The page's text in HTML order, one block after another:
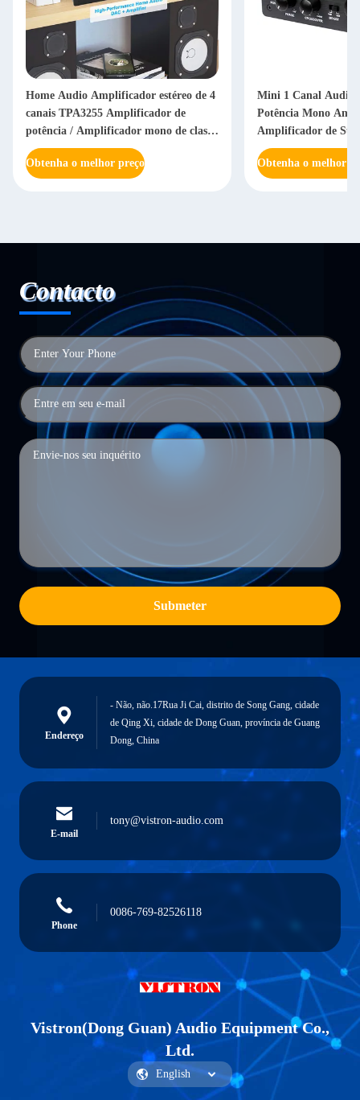
Home Audio Amplificador estéreo de 4
canais TPA3255 Amplificador de
potência / Amplificador mono de classe
D ponteável
Obtenha o melhor preço
Mini 1 Canal Audio
Potência Mono Amp
Amplificador de
Obtenha o melhor
Contacto
Submeter
Endereço
- Não, não.17Rua Ji Cai, distrito de Song Gang, cidade
de Qing Xi, cidade de Dong Guan, província de Guang
Dong, China
E-mail
tony@vistron-audio.com
Phone
0086-769-82526118
Vistron(Dong Guan) Audio Equipment Co.,
Ltd.